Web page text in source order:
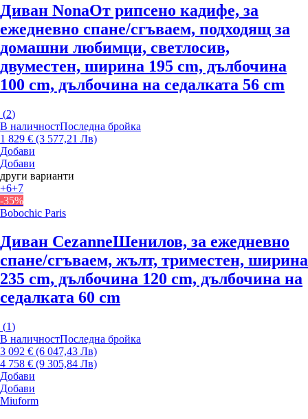
Диван NonaОт рипсено кадифе, за
ежедневно спане/сгъваем, подходящ за
домашни любимци, светлосив,
двуместен, ширина 195 cm, дълбочина
100 cm, дълбочина на седалката 56 cm
(2)
В наличностПоследна бройка
1 829 € (3 577,21 Лв)
Добави
Добави
други варианти
+6+7
-35%
Bobochic Paris
Диван CezanneШенилов, за ежедневно
спане/сгъваем, жълт, триместен, ширина
235 cm, дълбочина 120 cm, дълбочина на
седалката 60 cm
(1)
В наличностПоследна бройка
3 092 € (6 047,43 Лв)
4 758 € (9 305,84 Лв)
Добави
Добави
Miuform